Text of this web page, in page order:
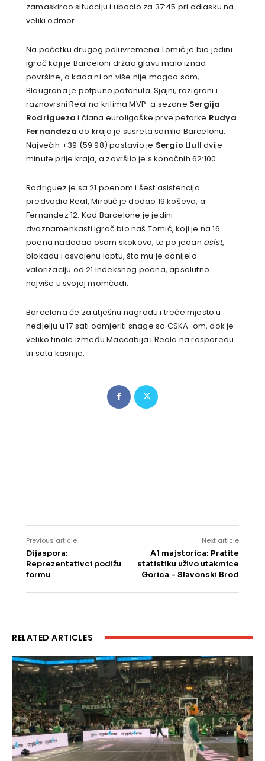
zamaskirao situaciju i ubacio za 37:45 pri odlasku na
veliki odmor.
Na početku drugog poluvremena Tomić je bio jedini
igrač koji je Barceloni držao glavu malo iznad
površine, a kada ni on više nije mogao sam,
Blaugrana je potpuno potonula. Sjajni, razigrani i
raznovrsni Real na krilima MVP-a sezone Sergija
Rodrigueza i člana euroligaške prve petorke Rudya
Fernandeza do kraja je susreta samlio Barcelonu.
Najvećih +39 (59:98) postavio je Sergio Llull dvije
minute prije kraja, a završilo je s konačnih 62:100.
Rodriguez je sa 21 poenom i šest asistencija
predvodio Real, Mirotić je dodao 19 koševa, a
Fernandez 12. Kod Barcelone je jedini
dvoznamenkasti igrač bio naš Tomić, koji je na 16
poena nadodao osam skokova, te po jedan asist,
blokadu i osvojenu loptu, što mu je donijelo
valorizaciju od 21 indeksnog poena, apsolutno
najviše u svojoj momčadi.
Barcelona će za utješnu nagradu i treće mjesto u
nedjelju u 17 sati odmjeriti snage sa CSKA-om, dok je
veliko finale između Maccabija i Reala na rasporedu
tri sata kasnije.
Previous article
Dijaspora:
Reprezentativci podižu
formu
Next article
A1 majstorica: Pratite
statistiku uživo utakmice
Gorica – Slavonski Brod
RELATED ARTICLES